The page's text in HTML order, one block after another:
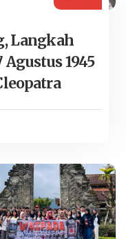
Langkah
1945